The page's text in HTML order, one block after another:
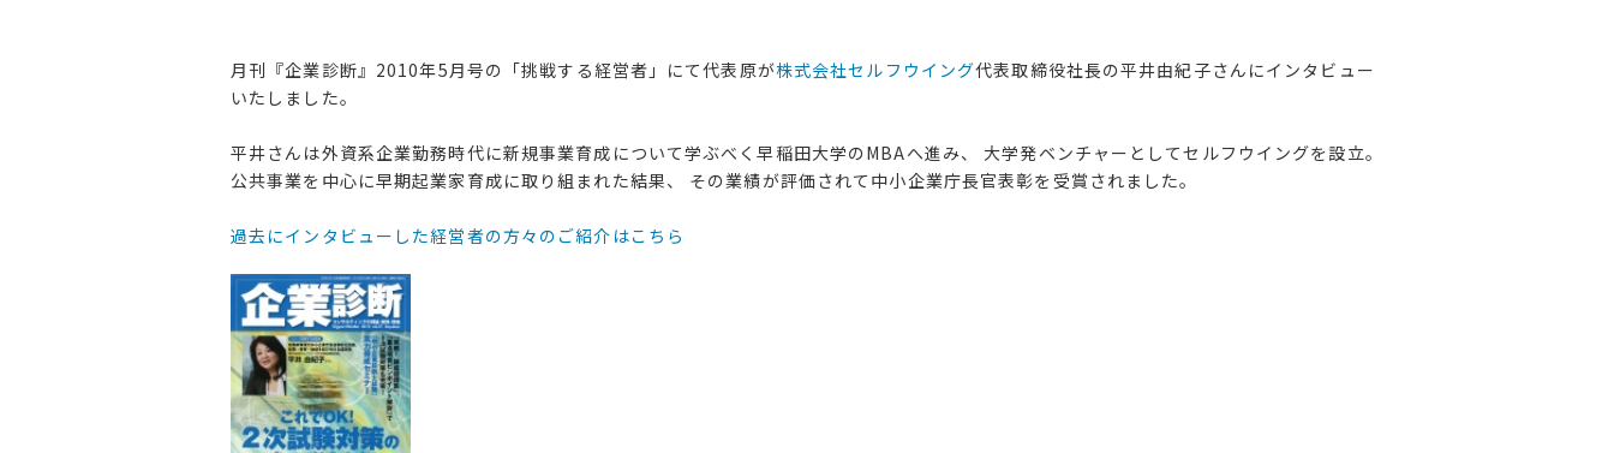
月刊『企業診断』2010年5月号の「挑戦する経営者」にて代表原が株式会社セルフウイング代表取締役社長の平井由紀子さんにインタビュー
いたしました。
平井さんは外資系企業勤務時代に新規事業育成について学ぶべく早稲田大学のMBAへ進み、 大学発ベンチャーとしてセルフウイングを設立。
公共事業を中心に早期起業家育成に取り組まれた結果、 その業績が評価されて中小企業庁長官表彰を受賞されました。
過去にインタビューした経営者の方々のご紹介はこちら